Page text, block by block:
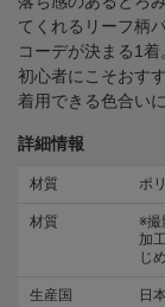
てくれるリーフ柄
コーデが決まる1
初心者にこそおす
着用できる色合い
詳細情報
材質 ポ
材質
※撮
加
じ
生産国 日本